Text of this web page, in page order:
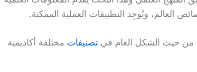
العالم، ويُوجِد التطبيقات العملية الممكنة.
من حيث الشكل العام في تصنيفات مختلفة أكاديمية